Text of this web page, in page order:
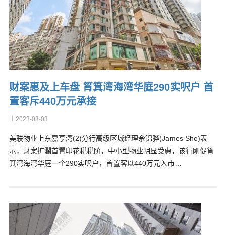
财案惠及上车盘 筲箕湾海湾华庭290实呎户 首
置客斥440万元承接
2023-03-03
美联物业上东嘉亨湾(2)分行高级区域经理佘锦骅(James She)表
示，财案扩濶首置印花税税阶，中小型物业明显受惠，该行刚促筲
箕湾海湾华庭一个290实呎户，首置客以440万元入市…